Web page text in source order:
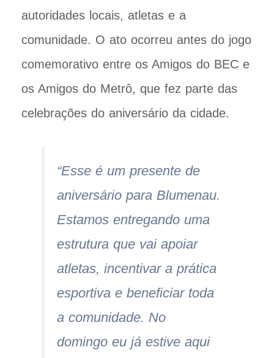
autoridades locais, atletas e a
comunidade. O ato ocorreu antes do jogo
comemorativo entre os Amigos do BEC e
os Amigos do Metrô, que fez parte das
celebrações do aniversário da cidade.
“Esse é um presente de
aniversário para Blumenau.
Estamos entregando uma
estrutura que vai apoiar
atletas, incentivar a prática
esportiva e beneficiar toda
a comunidade. No
domingo eu já estive aqui